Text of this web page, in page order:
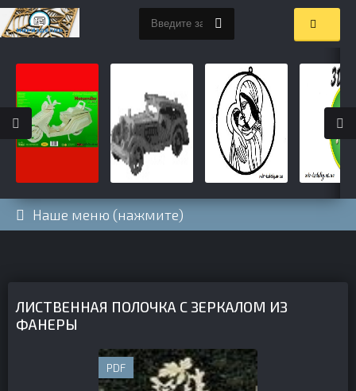
Наше меню (нажмите)
ЛИСТВЕННАЯ ПОЛОЧКА С ЗЕРКАЛОМ ИЗ
ФАНЕРЫ
PDF